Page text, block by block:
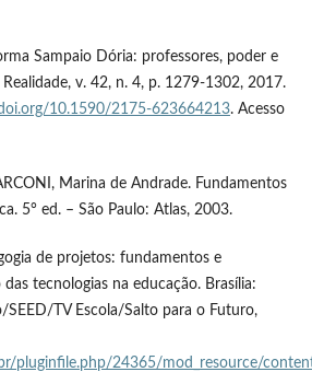
Sampaio Dória: professores, poder e
v. 42, n. 4, p. 1279-1302, 2017.
10.1590/2175-623664213. Acesso
Marina de Andrade. Fundamentos
5° ed. – São Paulo: Atlas, 2003.
de projetos: fundamentos e
tecnologias na educação. Brasília:
SEED/TV Escola/Salto para o Futuro,
pluginfile.php/24365/mod_resource/